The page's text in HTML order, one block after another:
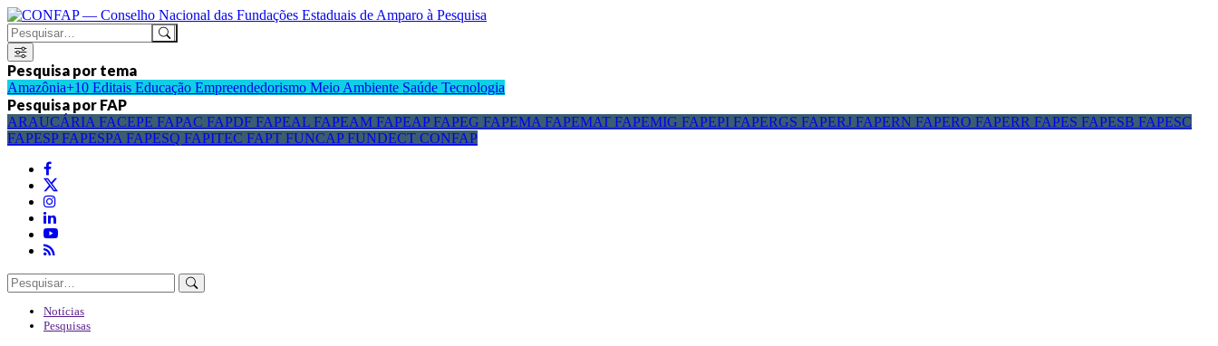
Pesquisa por tema
Amazônia+10 Editais Educação Empreendedorismo Meio Ambiente Saúde Tecnologia
Pesquisa por FAP
ARAUCÁRIA FACEPE FAPAC FAPDF FAPEAL FAPEAM FAPEAPFAPEG FAPEMA FAPEMAT FAPEMIG FAPEPI FAPERGS FAPERJ FAPERN FAPERO FAPERR FAPES FAPESB FAPESC
FAPESPFAPESPA FAPESQ FAPITEC FAPT FUNCAPFUNDECT CONFAP
Notícias
Pesquisas